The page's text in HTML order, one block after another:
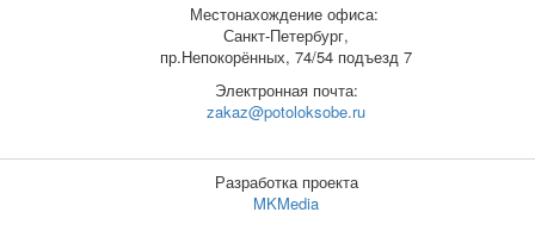
Местонахождение офиса:
Санкт-Петербург,
пр.Непокорённых, 74/54 подъезд 7
Электронная почта:
zakaz@potoloksobe.ru
Разработка проекта
MKMedia